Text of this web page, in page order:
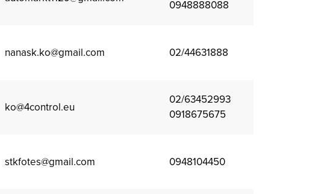
0948888088
nanask.ko@gmail.com 02/44631888
ko@4control.eu
02/63452993
0918675675
stkfotes@gmail.com 0948104450